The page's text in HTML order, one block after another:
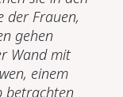
der Frauen,
gehen
Wand mit
einem
betrachten